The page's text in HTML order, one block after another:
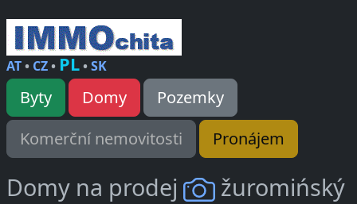
AT• CZ• PL•SK
Byty Domy
Pozemky
Komerční nemovitosti
Pronájem
Domy na prodej žuromińský